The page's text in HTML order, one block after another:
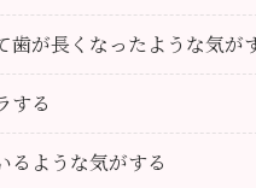
歯が長くなったような気が
する
るような気がする